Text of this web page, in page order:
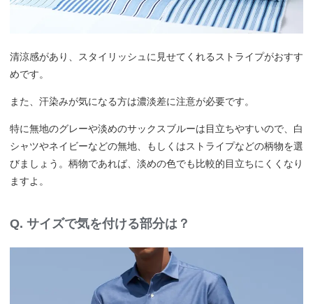
清涼感があり、スタイリッシュに見せてくれるストライプがおすす
めです。
また、汗染みが気になる方は濃淡差に注意が必要です。
特に無地のグレーや淡めのサックスブルーは目立ちやすいので、白
シャツやネイビーなどの無地、もしくはストライプなどの柄物を選
びましょう。柄物であれば、淡めの色でも比較的目立ちにくくなり
ますよ。
Q. サイズで気を付ける部分は？